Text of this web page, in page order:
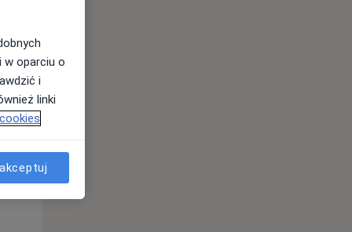
Czw,
13 Sie
w oparciu o
i
linki